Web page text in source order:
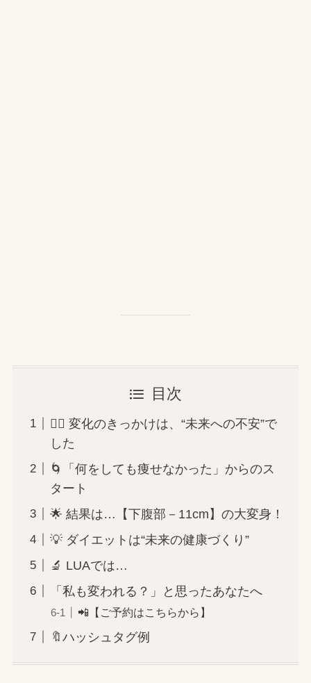
目次
🧍‍♀️ 変化のきっかけは、“未来への不安”で
した
🌀「何をしても痩せなかった」からのス
タート
🌟 結果は…【下腹部－11cm】の大変身！
💡 ダイエットは“未来の健康づくり”
🔬 LUAでは…
「私も変われる？」と思ったあなたへ
📲【ご予約はこちらから】
🔖ハッシュタグ例